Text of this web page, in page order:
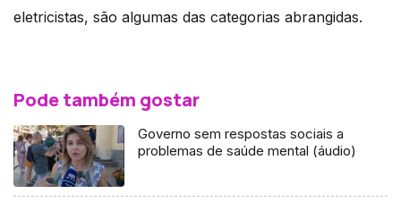
eletricistas, são algumas das categorias abrangidas.
Pode também gostar
Governo sem respostas sociais a
problemas de saúde mental (áudio)